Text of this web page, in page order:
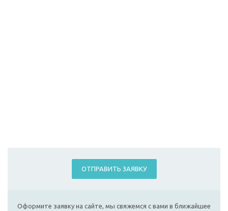
ОТПРАВИТЬ ЗАЯВКУ
Оформите заявку на сайте, мы свяжемся с вами в ближайшее